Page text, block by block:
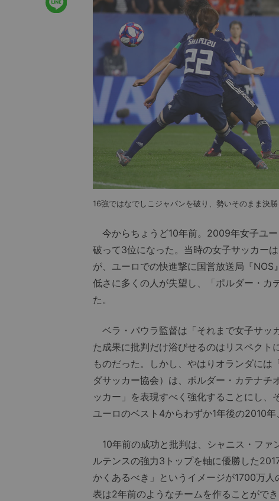
16強ではなでしこジャパンを破り、勢いそのまま決
今からちょうど10年前。2009年女子ユ
破って3位になった。当時の女子サッカー
が、ユーロでの快進撃に国営放送局『
低さに多くの人が失望し、「ポルダー・カ
た。
ベラ・パウラ監督は「それまで女子サッ
た成果に批判だけ浴びせるのはリスペクト
ものだった。しかし、やはりオランダには
ダサッカー協会）は、ポルダー・カテナチ
ッカー」を表現すべく強化することにし、
ユーロのベスト4からわずか1年後の2010年
10年前の成功と批判は、シャニス・ファ
ルテンスの強力3トップを軸に優勝した
かくあるべき」というイメージが1700万
表は2年前のようなチームを作ることができ